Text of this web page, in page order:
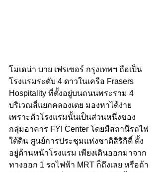
โมเดน่า บาย เฟรเซอร์ กรุงเทพฯ ถือเป็น
โรงแรมระดับ 4 ดาวในเครือ Frasers
Hospitality ที่ตั้งอยู่บนถนนพระราม 4
บริเวณสี่แยกคลองเตย มองหาได้ง่าย
เพราะตัวโรงแรมนั้นเป็นส่วนหนึ่งของ
กลุ่มอาคาร FYI Center โดยมีสถานีรถไฟ
ใต้ดิน ศูนย์การประชุมแห่งชาติสิริกิติ์ ตั้ง
อยู่ด้านหน้าโรงแรม เพียงเดินออกมาจาก
ทางออก 1 รถไฟฟ้า MRT ก็ถึงเลย หรือถ้า